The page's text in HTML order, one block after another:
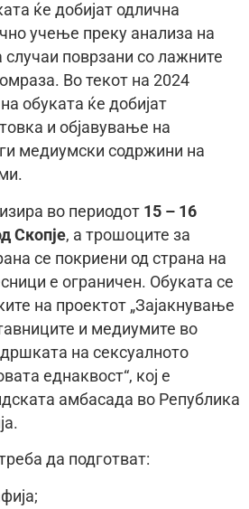
ќе добијат одлична
учење преку анализа на
случаи поврзани со лажните
Во текот на 2024
обуката ќе добијат
и објавување на
медиумски содржини на
во периодот 15 – 16
Скопје, а трошоците за
се покриени од страна на
е ограничен. Обуката се
на проектот „Зајакнување
и медиумите во
на сексуалното
еднаквост“, кој е
амбасада во Република
да подготват: